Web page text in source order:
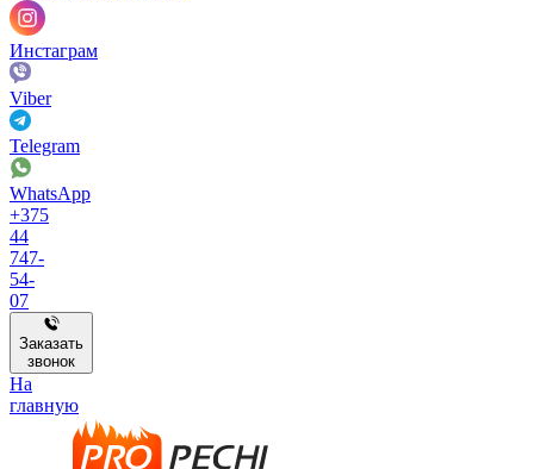
Инстаграм
Viber
Telegram
WhatsApp
+375
44
747-
54-
07
Заказать
звонок
На
главную